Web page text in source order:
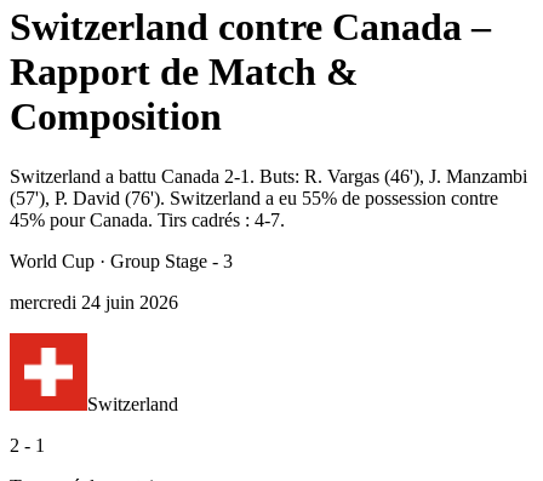
Switzerland contre Canada –
Rapport de Match &
Composition
Switzerland a battu Canada 2-1. Buts: R. Vargas (46'), J. Manzambi
(57'), P. David (76'). Switzerland a eu 55% de possession contre
45% pour Canada. Tirs cadrés : 4-7.
World Cup · Group Stage - 3
mercredi 24 juin 2026
Switzerland
2 - 1